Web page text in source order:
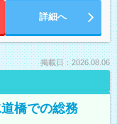
詳細へ
掲載日：2026.08.06
橋での総務